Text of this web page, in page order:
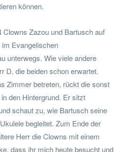
können.
Zazou und Bartusch auf
Evangelischen
unterwegs. Wie viele andere
D. die beiden schon erwartet.
Zimmer betreten, rückt die sonst
den Hintergrund. Er sitzt
schaut zu, wie Bartusch seine
begleitet. Zum Ende der
Herr die Clowns mit einem
dass ihr mich heute besucht und